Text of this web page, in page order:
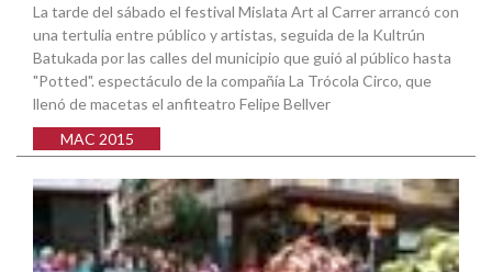
La tarde del sábado el festival Mislata Art al Carrer arrancó con
una tertulia entre público y artistas, seguida de la Kultrún
Batukada por las calles del municipio que guió al público hasta
"Potted". espectáculo de la compañía La Trócola Circo, que
llenó de macetas el anfiteatro Felipe Bellver
MAC 2015